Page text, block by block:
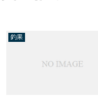
釣果